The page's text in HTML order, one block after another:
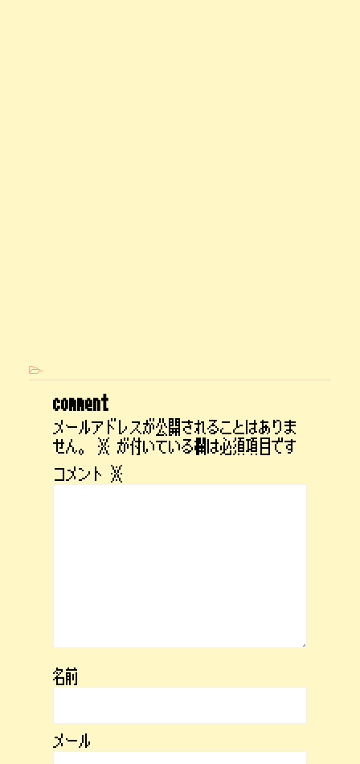
-
comment
メールアドレスが公開されることはありま
せん。
※ が付いている欄は必須項目です
コメント ※
名前
メール